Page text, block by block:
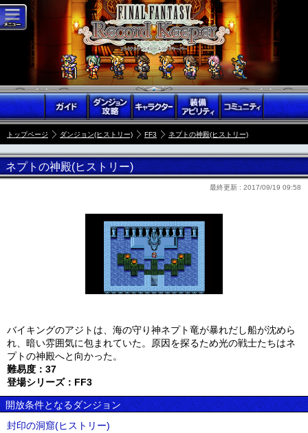
トップページ ダンジョン(ヒストリー) FF3 ネプトの神殿(ヒストリー)
ネプトの神殿(ヒストリー)
最終更新 : 2017/09/19 09:58
バイキングのアジトは、海の守り神ネプト竜が暴れだし船が沈めら
れ、暗い雰囲気に包まれていた。原因を探るため光の戦士たちはネ
プトの神殿へと向かった。
難易度：37
登場シリーズ：FF3
開放条件となるダンジョン
封印の洞窟(ヒストリー)